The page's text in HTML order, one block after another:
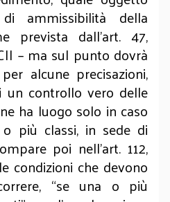
ammissibilità della
prevista dall’art. 47,
– ma sul punto dovrà
alcune precisazioni,
controllo vero delle
ha luogo solo in caso
più classi, in sede di
poi nell’art. 112,
condizioni che devono
“se una o più